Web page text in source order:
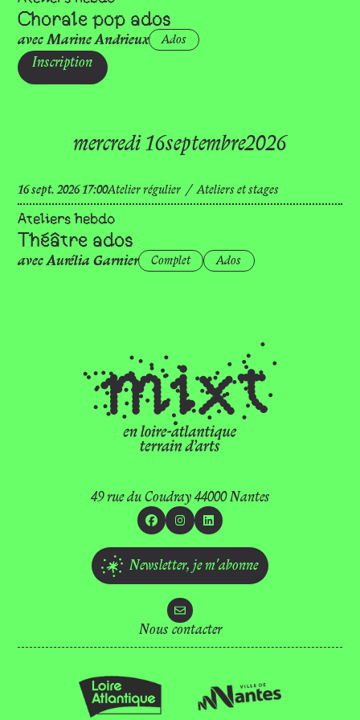
Chorale pop ados
avec Marine Andrieux Ados
Inscription
mercredi 16septembre2026
16septembre
sept. 2026 17:00Atelier régulier / Ateliers et stages
Ateliers hebdo
Théâtre ados
avec Aurélia Garnier Complet Ados
49 rue du Coudray 44000 Nantes
FacebookInstagramLinkedin
Newsletter, je m'abonne
Nous contacter